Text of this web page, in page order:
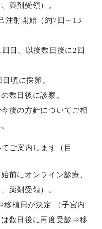
薬剤受領）。
注射開始（約7回～13
回目。以後数日後に2回
頃に採卵。
数日後に診察。
後の方針についてご相
ご案内します（目
前にオンライン診療、
薬剤受領）。
移植日が決定 （子宮内
は数日後に再度受診⇒移